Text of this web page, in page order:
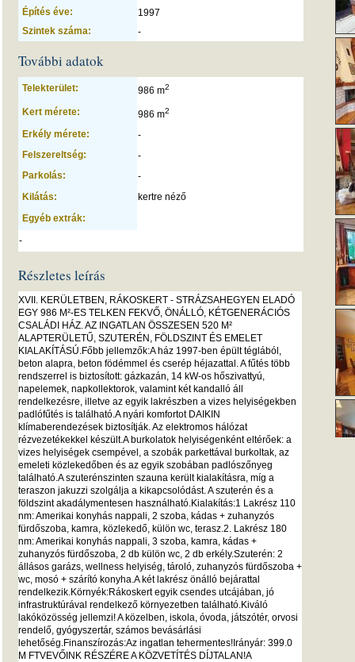
Építés éve:
1997
Szintek száma:
-
További adatok
Telekterület: 986 m2
Kert mérete: 986 m2
Erkély mérete:
-
Felszereltség:
-
Parkolás:
-
Kilátás:
kertre néző
Egyéb extrák:
-
Részletes leírás
XVII. KERÜLETBEN, RÁKOSKERT - STRÁZSAHEGYEN ELADÓ
EGY 986 M²-ES TELKEN FEKVŐ, ÖNÁLLÓ, KÉTGENERÁCIÓS
CSALÁDI HÁZ. AZ INGATLAN ÖSSZESEN 520 M²
ALAPTERÜLETŰ, SZUTERÉN, FÖLDSZINT ÉS EMELET
KIALAKÍTÁSÚ.Főbb jellemzők:A ház 1997-ben épült téglából,
beton alapra, beton födémmel és cserép héjazattal. A fűtés több
rendszerrel is biztosított: gázkazán, 14 kW-os hőszivattyú,
napelemek, napkollektorok, valamint két kandalló áll
rendelkezésre, illetve az egyik lakrészben a vizes helyiségekben
padlófűtés is található.A nyári komfortot DAIKIN
klímaberendezések biztosítják. Az elektromos hálózat
rézvezetékekkel készült.A burkolatok helyiségenként eltérőek: a
vizes helyiségek csempével, a szobák parkettával burkoltak, az
emeleti közlekedőben és az egyik szobában padlószőnyeg
található.A szuterénszinten szauna került kialakításra, míg a
teraszon jakuzzi szolgálja a kikapcsolódást. A szuterén és a
földszint akadálymentesen használható.Kialakítás:1 Lakrész 110
nm: Amerikai konyhás nappali, 2 szoba, kádas + zuhanyzós
fürdőszoba, kamra, közlekedő, külön wc, terasz.2. Lakrész 180
nm: Amerikai konyhás nappali, 3 szoba, kamra, kádas +
zuhanyzós fürdőszoba, 2 db külön wc, 2 db erkély.Szuterén: 2
állásos garázs, wellness helyiség, tároló, zuhanyzós fürdőszoba +
wc, mosó + szárító konyha.A két lakrész önálló bejárattal
rendelkezik.Környék:Rákoskert egyik csendes utcájában, jó
infrastruktúrával rendelkező környezetben található.Kiváló
lakóközösség jellemzi! A közelben, iskola, óvoda, játszótér, orvosi
rendelő, gyógyszertár, számos bevásárlási
lehetőség.Finanszírozás:Az ingatlan tehermentes!Irányár: 399.0
M FTVEVŐINK RÉSZÉRE A KÖZVETÍTÉS DÍJTALAN!A